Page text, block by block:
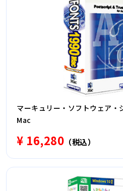
マーキュリー・ソフトウェア
Mac
¥ 16,280 （税込）